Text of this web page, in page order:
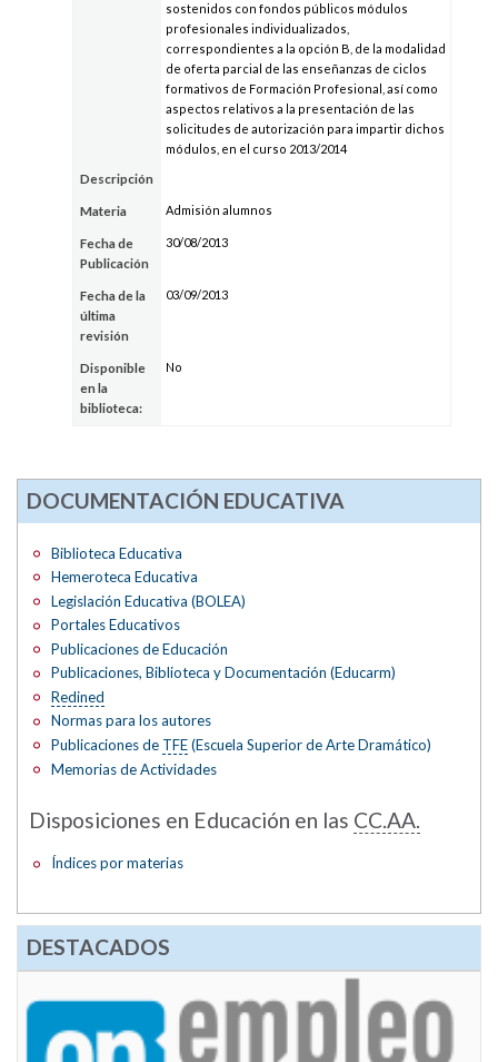
sostenidos con fondos públicos módulos
profesionales individualizados,
correspondientes a la opción B, de la modalidad
de oferta parcial de las enseñanzas de ciclos
formativos de Formación Profesional, así como
aspectos relativos a la presentación de las
solicitudes de autorización para impartir dichos
módulos, en el curso 2013/2014
Descripción
Materia Admisión alumnos
Fecha de
Publicación
30/08/2013
Fecha de la
última
revisión
03/09/2013
Disponible
en la
biblioteca:
No
DOCUMENTACIÓN EDUCATIVA
Biblioteca Educativa
Hemeroteca Educativa
Legislación Educativa (BOLEA)
Portales Educativos
Publicaciones de Educación
Publicaciones, Biblioteca y Documentación (Educarm)
Redined
Normas para los autores
Publicaciones de TFE(Escuela Superior de Arte Dramático)
Memorias de Actividades
Disposiciones en Educación en las CC.AA.
Índices por materias
DESTACADOS